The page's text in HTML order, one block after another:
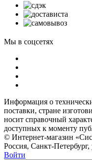
Мы в соцсетях
Информация о
поставки, стране
носит справочный
доступных к моменту
© Интернет-магазин
Россия, Санкт-
Войти